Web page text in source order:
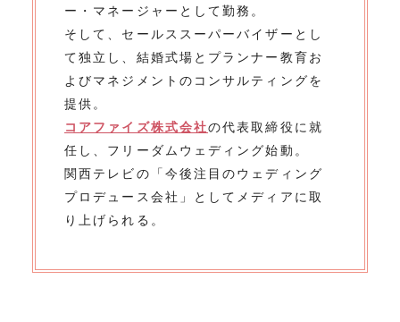
ー・マネージャーとして勤務。
そして、セールススーパーバイザーとし
て独立し、結婚式場とプランナー教育お
よびマネジメントのコンサルティングを
提供。
コアファイズ株式会社の代表取締役に就
任し、フリーダムウェディング始動。
関西テレビの「今後注目のウェディング
プロデュース会社」としてメディアに取
り上げられる。